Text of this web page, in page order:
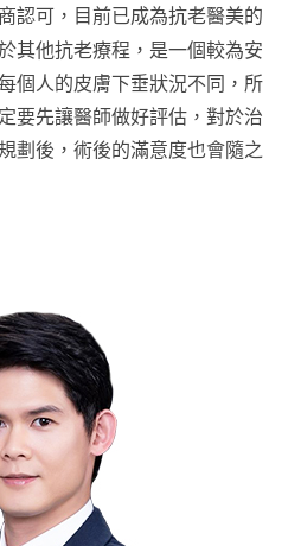
認可，目前已成為抗老醫美的
其他抗老療程，是一個較為安
個人的皮膚下垂狀況不同，所
要先讓醫師做好評估，對於治
劃後，術後的滿意度也會隨之